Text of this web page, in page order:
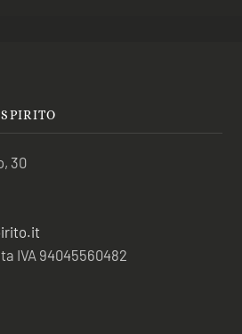
30
IVA 94045560482